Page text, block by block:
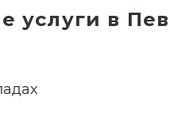
услуги в